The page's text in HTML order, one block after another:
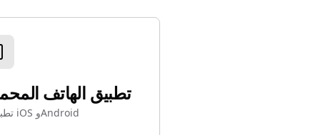
تطبيق الهاتف
تطبيقات iOS وAndroid